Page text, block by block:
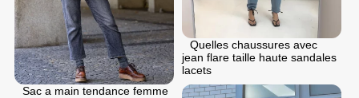
Quelles chaussures avec
jean flare taille haute sandales
lacets
Sac a main tendance femme